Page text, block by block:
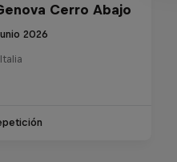
Cerro Abajo
2026